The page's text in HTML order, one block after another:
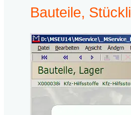
Bauteile,